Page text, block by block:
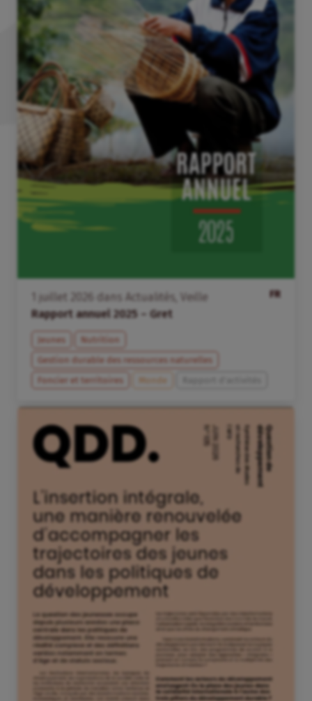
FR
juillet dans Actualités
Veille
Rapport annuel 2025 – Gret
Jeunes
Nutrition
Gestion durable des ressources naturelles
Foncier et territoires
Monde